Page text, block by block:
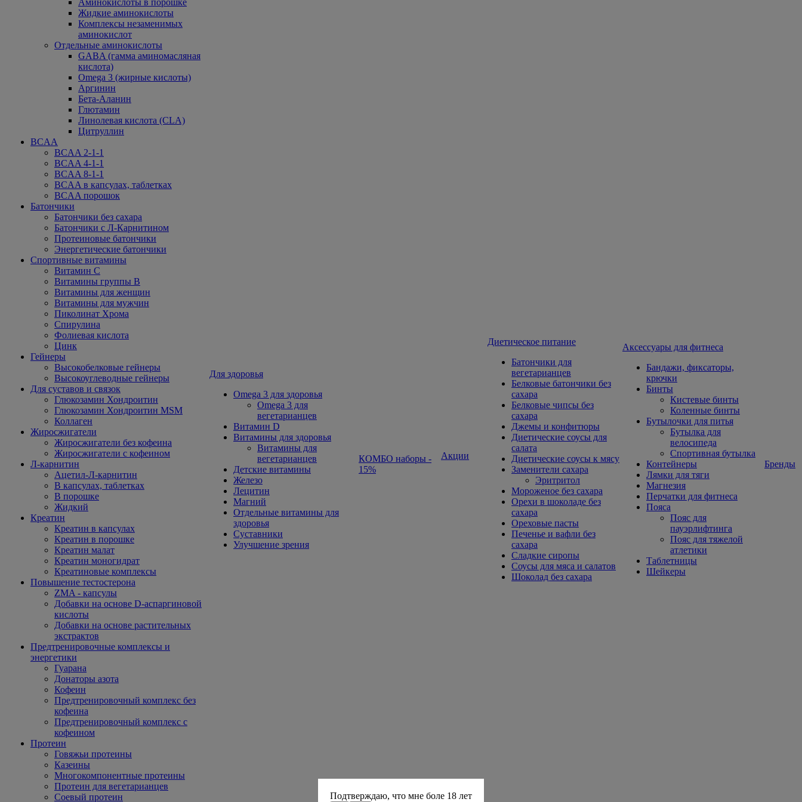
Аминокислоты в порошке
Жидкие аминокислоты
Комплексы незаменимых
аминокислот
Отдельные аминокислоты
GABA (гамма аминомасляная
кислота)
Omega 3 (жирные кислоты)
Аргинин
Бета-Аланин
Глютамин
Линолевая кислота (CLA)
Цитруллин
BCAA
BCAA 2-1-1
BCAA 4-1-1
BCAA 8-1-1
BCAA в капсулах, таблетках
BCAA порошок
Батончики
Батончики без сахара
Батончики с Л-Карнитином
Протеиновые батончики
Энергетические батончики
Спортивные витамины
Витамин С
Витамины группы В
Витамины для женщин
Витамины для мужчин
Пиколинат Хрома
Спирулина
Фолиевая кислота
Цинк
Гейнеры
Высокобелковые гейнеры
Высокоуглеводные гейнеры
Для суставов и связок
Глюкозамин Хондроитин
Глюкозамин Хондроитин MSM
Коллаген
Жиросжигатели
Жиросжигатели без кофеина
Жиросжигатели с кофеином
Л-карнитин
Ацетил-Л-карнитин
В капсулах, таблетках
В порошке
Жидкий
Креатин
Креатин в капсулах
Креатин в порошке
Креатин малат
Креатин моногидрат
Креатиновые комплексы
Повышение тестостерона
ZMA - капсулы
Добавки на основе D-аспаргиновой
кислоты
Добавки на основе растительных
экстрактов
Предтренировочные комплексы и
энергетики
Гуарана
Донаторы азота
Кофеин
Предтренировочный комплекс без
кофеина
Предтренировочный комплекс с
кофеином
Протеин
Говяжьи протеины
Казеины
Многокомпонентные протеины
Протеин для вегетарианцев
Соевый протеин
Для здоровья
Omega 3 для здоровья
Omega 3 для
вегетарианцев
Витамин D
Витамины для здоровья
Витамины для
вегетарианцев
Детские витамины
Железо
Лецитин
Магний
Отдельные витамины для
здоровья
Суставники
Улучшение зрения
КОМБО наборы -
15%
Акции
Диетическое питание
Батончики для
вегетарианцев
Белковые батончики без
сахара
Белковые чипсы без
сахара
Джемы и конфитюры
Диетические соусы для
салата
Диетические соусы к мясу
Заменители сахара
Эритритол
Мороженое без сахара
Орехи в шоколаде без
сахара
Ореховые пасты
Печенье и вафли без
сахара
Сладкие сиропы
Соусы для мяса и салатов
Шоколад без сахара
Aксессуары для фитнеса
Бандажи, фиксаторы,
крючки
Бинты
Кистевые бинты
Коленные бинты
Бутылочки для питья
Бутылка для
велосипеда
Спортивная бутылка
Контейнеры
Лямки для тяги
Магнезия
Перчатки для фитнеса
Пояса
Пояс для
пауэрлифтинга
Пояс для тяжелой
атлетики
Таблетницы
Шейкеры
Бренды
Подтверждаю, что мне боле 18 лет